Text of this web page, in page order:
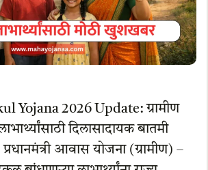
Yojana 2026 Update: ग्रामीण
दिलासादायक बातमी
आवास योजना (ग्रामीण) –